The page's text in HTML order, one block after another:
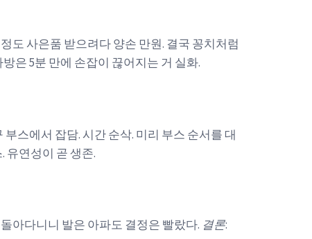
도 사은품 받으려다 양손 만원. 결국 꽁치처럼
은 5분 만에 손잡이 끊어지는 거 실화.
스에서 잡담. 시간 순삭. 미리 부스 순서를 대
유연성이 곧 생존.
돌아다니니 발은 아파도 결정은 빨랐다. 결론: